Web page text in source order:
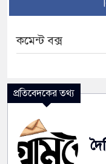
কমেন্ট বক্স
প্রতিবেদকের তথ্য